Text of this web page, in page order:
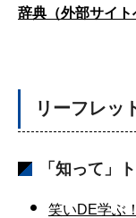
辞典（外部サイト
リーフレッ
「知って」
笑いDE学ぶ